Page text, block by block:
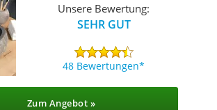
Unsere Bewertung:
SEHR GUT
48 Bewertungen
Zum Angebot »